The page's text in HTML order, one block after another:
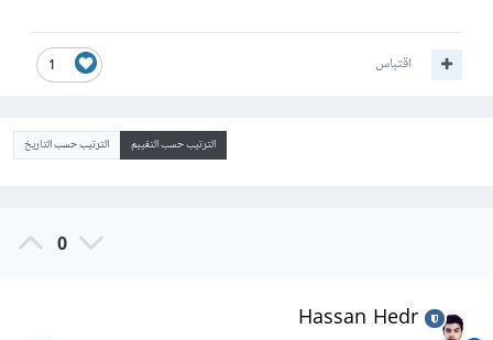
1 اقتباس
الترتيب حسب التقييم الترتيب حسب التاريخ
0
Hassan Hedr